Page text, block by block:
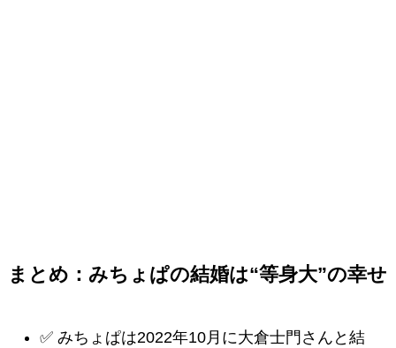
まとめ：みちょぱの結婚は“等身大”の幸せ
✅ みちょぱは2022年10月に大倉士門さんと結